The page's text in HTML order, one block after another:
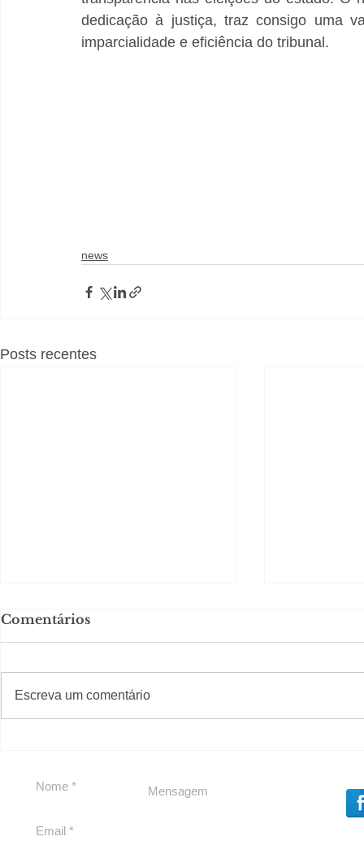
dedicação à justiça, traz consigo uma
imparcialidade e eficiência do tribunal.
news
Posts recentes
para São Paulo
Comentários
Escreva um comentário
#Sugestões